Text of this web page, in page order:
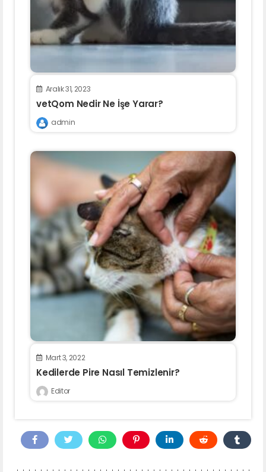
Aralık 31, 2023
vetQom Nedir Ne İşe Yarar?
admin
Mart 3, 2022
Kedilerde Pire Nasıl Temizlenir?
Editor